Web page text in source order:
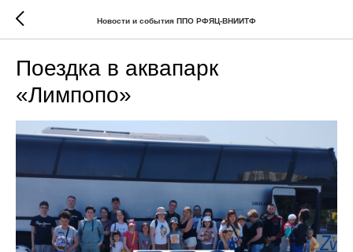
Новости и события ППО РФЯЦ-ВНИИТФ
Поездка в аквапарк
«Лимпопо»